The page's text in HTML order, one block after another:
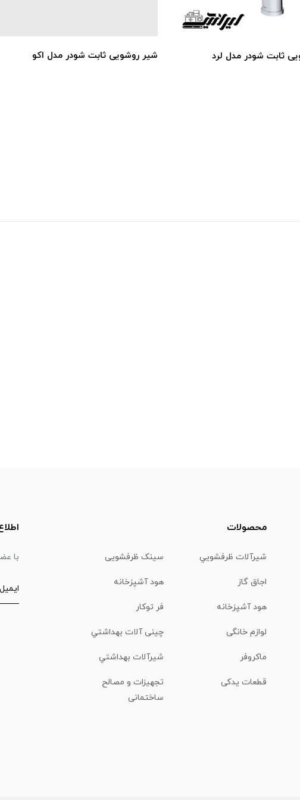
ثابت شودر مدل لرد شیر روشویی ثابت شودر مدل اکو
محصولات
شیرآلات ظرفشويي سینک ظرفشویی
اجاق گاز هود آشپزخانه
هود آشپزخانه فر توکار
لوازم خانگی چینی آلات بهداشتي
ماكروفر شیرآلات بهداشتي
قطعات یدکی
تجهیزات و مصالح
ساختمانی
با